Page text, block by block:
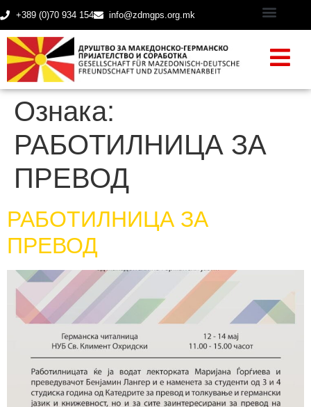
+389 (0)70 934 154 info@zdmgps.org.mk
Ознака:
РАБОТИЛНИЦА ЗА
ПРЕВОД
РАБОТИЛНИЦА ЗА
ПРЕВОД